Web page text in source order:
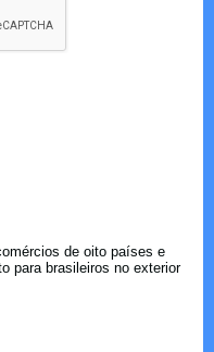
de oito países e
para brasileiros no exterior